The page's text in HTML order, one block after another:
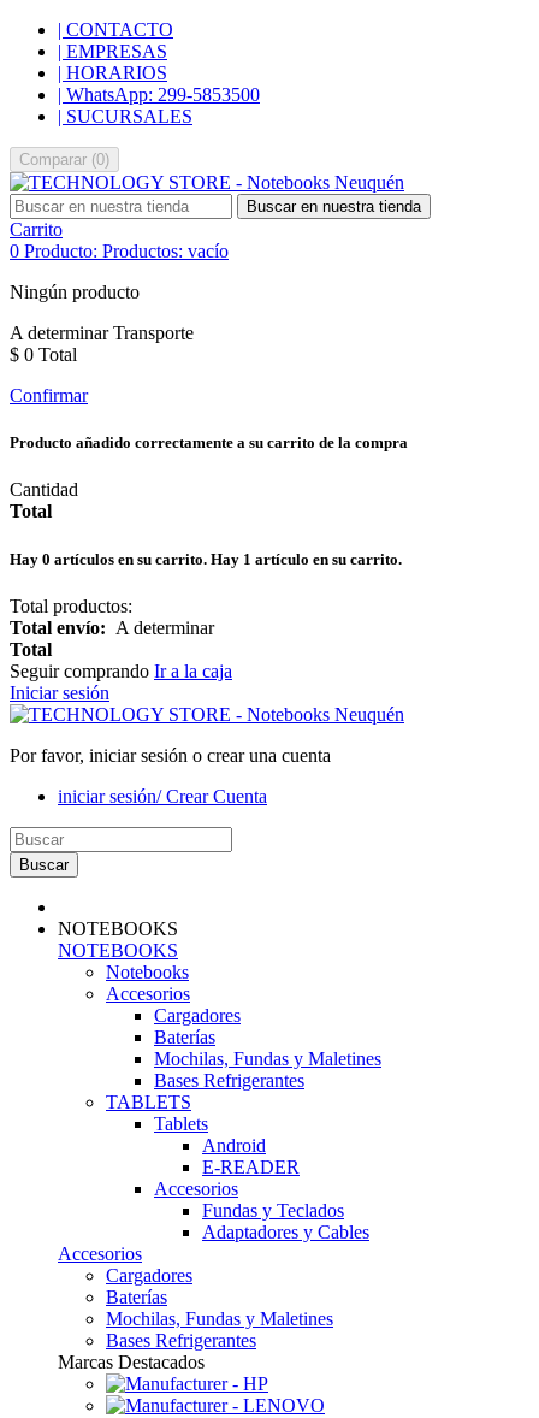
| CONTACTO
| EMPRESAS
| HORARIOS
| WhatsApp: 299-5853500
| SUCURSALES
Comparar (0)
Buscar en nuestra tienda
Carrito
0 Producto: Productos: vacío
Ningún producto
A determinarTransporte
$ 0 Total
Confirmar
Producto añadido correctamente a su carrito de la compra
Cantidad
Total
Hay 0 artículos en su carrito. Hay 1 artículo en su carrito.
Total productos:
Total envío: A determinar
Total
Seguir comprando Ir a la caja
Iniciar sesión
Por favor, iniciar sesión o crear una cuenta
iniciar sesión/ Crear Cuenta
Buscar
NOTEBOOKS
NOTEBOOKS
Notebooks
Accesorios
Cargadores
Baterías
Mochilas, Fundas y Maletines
Bases Refrigerantes
TABLETS
Tablets
Android
E-READER
Accesorios
Fundas y Teclados
Adaptadores y Cables
Accesorios
Cargadores
Baterías
Mochilas, Fundas y Maletines
Bases Refrigerantes
Marcas Destacados